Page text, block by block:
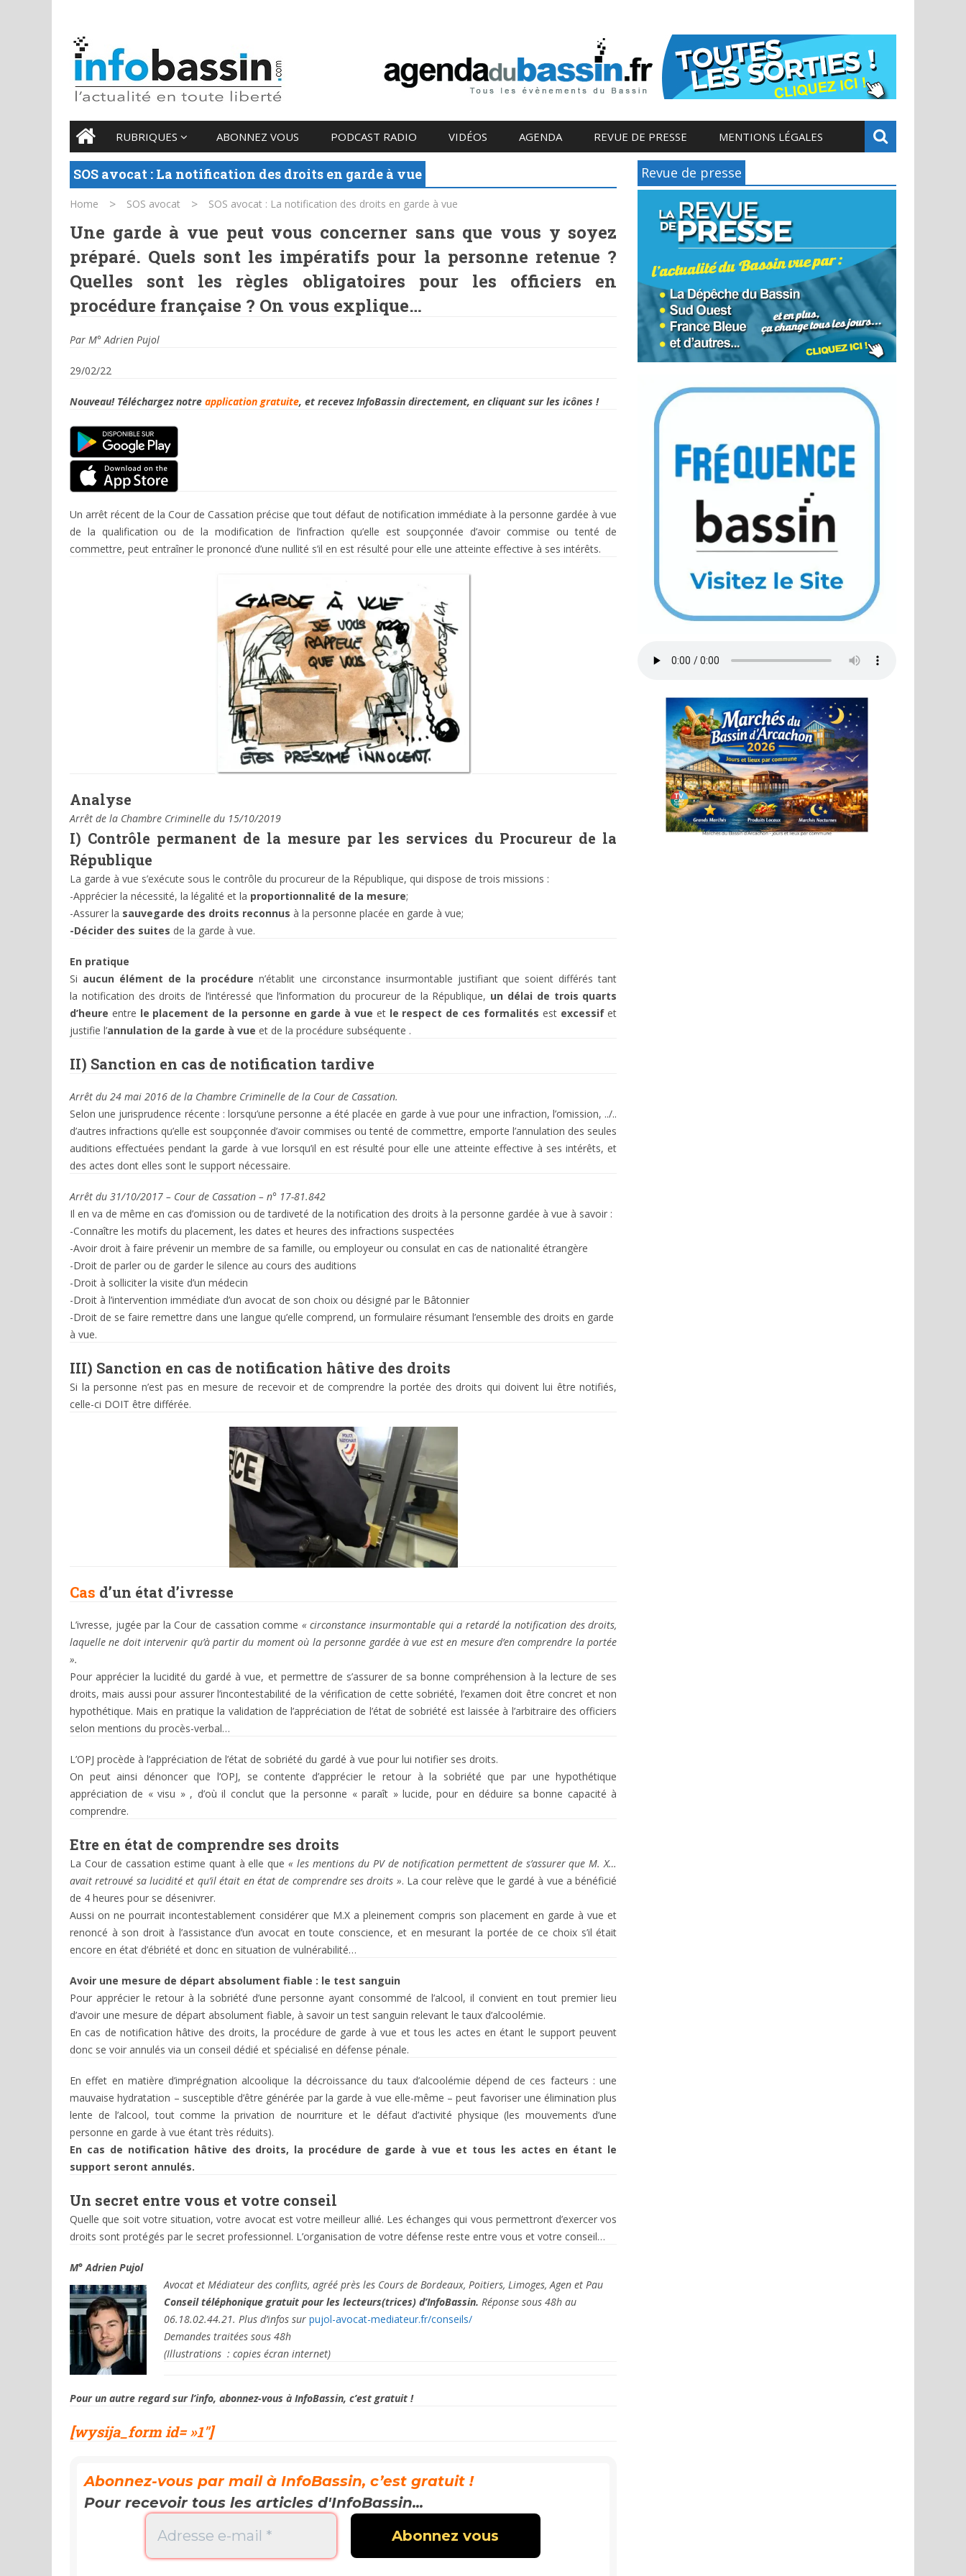
Main menu
Skip
to
content
RUBRIQUES ABONNEZ VOUS PODCAST RADIO VIDÉOS AGENDA REVUE DE PRESSE MENTIONS LÉGALES
SOS avocat : La notification des droits en garde à vue
Home > SOS avocat > SOS avocat : La notification des droits en garde à vue
Une garde à vue peut vous concerner sans que vous y soyez
préparé. Quels sont les impératifs pour la personne retenue ?
Quelles sont les règles obligatoires pour les officiers en
procédure française ? On vous explique…
Par M° Adrien Pujol
29/02/22
Nouveau! Téléchargez notre application gratuite, et recevez InfoBassin directement, en cliquant sur les icônes !
Un arrêt récent de la Cour de Cassation précise que tout défaut de notification immédiate à la personne gardée à vue
de la qualification ou de la modification de l’infraction qu’elle est soupçonnée d’avoir commise ou tenté de
commettre, peut entraîner le prononcé d’une nullité s’il en est résulté pour elle une atteinte effective à ses intérêts.
Analyse
Arrêt de la Chambre Criminelle du 15/10/2019
I) Contrôle permanent de la mesure par les services du Procureur de la
République
La garde à vue s’exécute sous le contrôle du procureur de la République, qui dispose de trois missions :
-Apprécier la nécessité, la légalité et la proportionnalité de la mesure;
-Assurer la sauvegarde des droits reconnus à la personne placée en garde à vue;
-Décider des suites de la garde à vue.
En pratique
Si aucun élément de la procédure n’établit une circonstance insurmontable justifiant que soient différés tant
la notification des droits de l’intéressé que l’information du procureur de la République, un délai de trois quarts
d’heure entre le placement de la personne en garde à vue etle respect de ces formalités est excessifet
justifie l’annulation de la garde à vue et de la procédure subséquente .
II) Sanction en cas de notification tardive
Arrêt du 24 mai 2016 de la Chambre Criminelle de la Cour de Cassation.
Selon une jurisprudence récente : lorsqu’une personne a été placée en garde à vue pour une infraction, l’omission, ../..
d’autres infractions qu’elle est soupçonnée d’avoir commises ou tenté de commettre, emporte l’annulation des seules
auditions effectuées pendant la garde à vue lorsqu’il en est résulté pour elle une atteinte effective à ses intérêts, et
des actes dont elles sont le support nécessaire.
Arrêt du 31/10/2017 – Cour de Cassation – n° 17-81.842
Il en va de même en cas d’omission ou de tardiveté de la notification des droits à la personne gardée à vue à savoir :
-Connaître les motifs du placement, les dates et heures des infractions suspectées
-Avoir droit à faire prévenir un membre de sa famille, ou employeur ou consulat en cas de nationalité étrangère
-Droit de parler ou de garder le silence au cours des auditions
-Droit à solliciter la visite d’un médecin
-Droit à l’intervention immédiate d’un avocat de son choix ou désigné par le Bâtonnier
-Droit de se faire remettre dans une langue qu’elle comprend, un formulaire résumant l’ensemble des droits en garde
à vue.
III) Sanction en cas de notification hâtive des droits
Si la personne n’est pas en mesure de recevoir et de comprendre la portée des droits qui doivent lui être notifiés,
celle-ci DOIT être différée.
Cas d’un état d’ivresse
L’ivresse, jugée par la Cour de cassation comme « circonstance insurmontable qui a retardé la notification des droits,
laquelle ne doit intervenir qu’à partir du moment où la personne gardée à vue est en mesure d’en comprendre la portée
».
Pour apprécier la lucidité du gardé à vue, et permettre de s’assurer de sa bonne compréhension à la lecture de ses
droits, mais aussi pour assurer l’incontestabilité de la vérification de cette sobriété, l’examen doit être concret et non
hypothétique. Mais en pratique la validation de l’appréciation de l’état de sobriété est laissée à l’arbitraire des officiers
selon mentions du procès-verbal…
L’OPJ procède à l’appréciation de l’état de sobriété du gardé à vue pour lui notifier ses droits.
On peut ainsi dénoncer que l’OPJ, se contente d’apprécier le retour à la sobriété que par une hypothétique
appréciation de « visu » , d’où il conclut que la personne « paraît » lucide, pour en déduire sa bonne capacité à
comprendre.
Etre en état de comprendre ses droits
La Cour de cassation estime quant à elle que « les mentions du PV de notification permettent de s’assurer que M. X…
avait retrouvé sa lucidité et qu’il était en état de comprendre ses droits ». La cour relève que le gardé à vue a bénéficié
de 4 heures pour se désenivrer.
Aussi on ne pourrait incontestablement considérer que M.X a pleinement compris son placement en garde à vue et
renoncé à son droit à l’assistance d’un avocat en toute conscience, et en mesurant la portée de ce choix s’il était
encore en état d’ébriété et donc en situation de vulnérabilité…
Avoir une mesure de départ absolument fiable : le test sanguin
Pour apprécier le retour à la sobriété d’une personne ayant consommé de l’alcool, il convient en tout premier lieu
d’avoir une mesure de départ absolument fiable, à savoir un test sanguin relevant le taux d’alcoolémie.
En cas de notification hâtive des droits, la procédure de garde à vue et tous les actes en étant le support peuvent
donc se voir annulés via un conseil dédié et spécialisé en défense pénale.
En effet en matière d’imprégnation alcoolique la décroissance du taux d’alcoolémie dépend de ces facteurs : une
mauvaise hydratation – susceptible d’être générée par la garde à vue elle-même – peut favoriser une élimination plus
lente de l’alcool, tout comme la privation de nourriture et le défaut d’activité physique (les mouvements d’une
personne en garde à vue étant très réduits).
En cas de notification hâtive des droits, la procédure de garde à vue et tous les actes en étant le
support seront annulés.
Un secret entre vous et votre conseil
Quelle que soit votre situation, votre avocat est votre meilleur allié. Les échanges qui vous permettront d’exercer vos
droits sont protégés par le secret professionnel. L’organisation de votre défense reste entre vous et votre conseil…
M°Adrien Pujol
Avocat et Médiateur des conflits, agréé près les Cours de Bordeaux, Poitiers, Limoges, Agen et Pau
Conseil téléphonique gratuit pour les lecteurs(trices) d’InfoBassin. Réponse sous 48h au
06.18.02.44.21. Plus d’infos sur pujol-avocat-mediateur.fr/conseils/
Demandes traitées sous 48h
(Illustrations : copies écran internet)
Pour un autre regard sur l’info, abonnez-vous à InfoBassin, c’est gratuit !
[wysija_form id= »1″]
Abonnez-vous par mail à InfoBassin, c’est gratuit !
Pour recevoir tous les articles d'InfoBassin...
Revue de presse